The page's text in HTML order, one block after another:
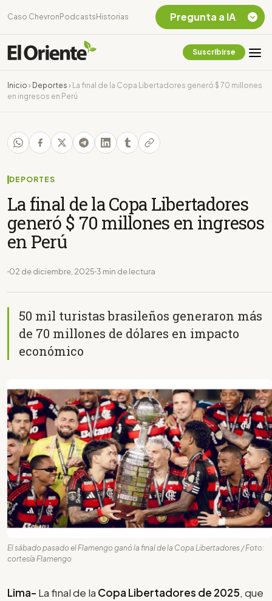
Caso Chevron Podcasts Historias
Suscribirse
Inicio › Deportes ›
La final de la Copa Libertadores generó $ 70 millones
en ingresos en Perú
DEPORTES
La final de la Copa Libertadores
generó $ 70 millones en ingresos
en Perú
02 de diciembre, 2025 3 min de lectura
50 mil turistas brasileños generaron más
de 70 millones de dólares en impacto
económico
El sábado pasado el Flamengo ganó la final de la Copa Libertadores / Foto:
cortesía Flamengo
Lima- La final de la Copa Libertadores de 2025, que
Pregunta a IA
Chevron Ecuador